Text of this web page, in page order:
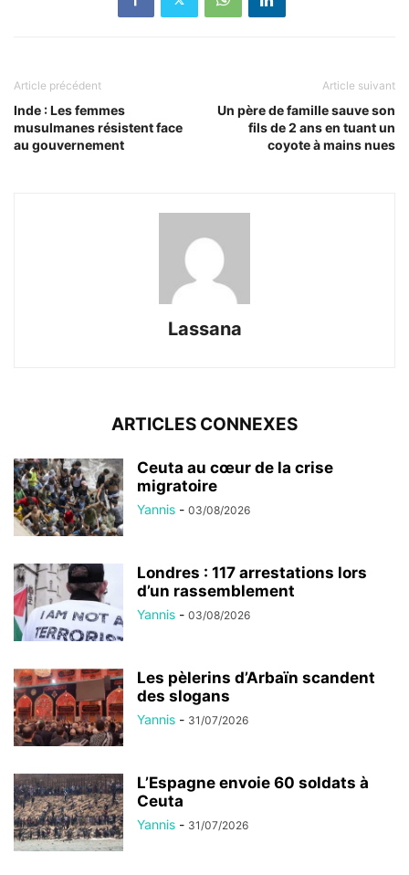
Article précédent
Inde : Les femmes
musulmanes résistent face
au gouvernement
Article suivant
Un père de famille sauve son
fils de 2 ans en tuant un
coyote à mains nues
Lassana
ARTICLES CONNEXES
Ceuta au cœur de la crise
migratoire
Yannis - 03/08/2026
Londres : 117 arrestations lors
d’un rassemblement
Yannis - 03/08/2026
Les pèlerins d’Arbaïn scandent
des slogans
Yannis - 31/07/2026
L’Espagne envoie 60 soldats à
Ceuta
Yannis - 31/07/2026